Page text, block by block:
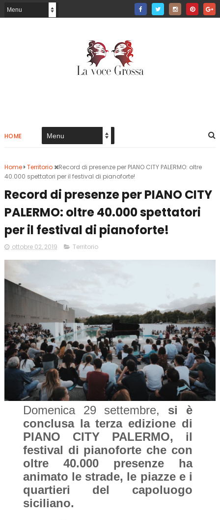
HOME
Home Territorio
Record di presenze per PIANO CITY PALERMO: oltre
40.000 spettatori per il festival di pianoforte!
Record di presenze per PIANO CITY
PALERMO: oltre 40.000 spettatori
per il festival di pianoforte!
ottobre 02, 2019 Territorio
Domenica 29 settembre, si è
conclusa la terza edizione di
PIANO CITY PALERMO, il
festival di pianoforte che con
oltre 40.000 presenze ha
animato le strade, le piazze e i
quartieri del capoluogo
siciliano.